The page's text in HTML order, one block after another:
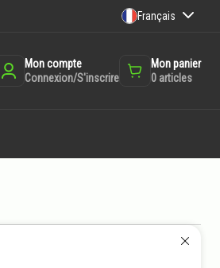
Français
Mon compte
Connexion/S'inscrire
Mon panier
0 articles